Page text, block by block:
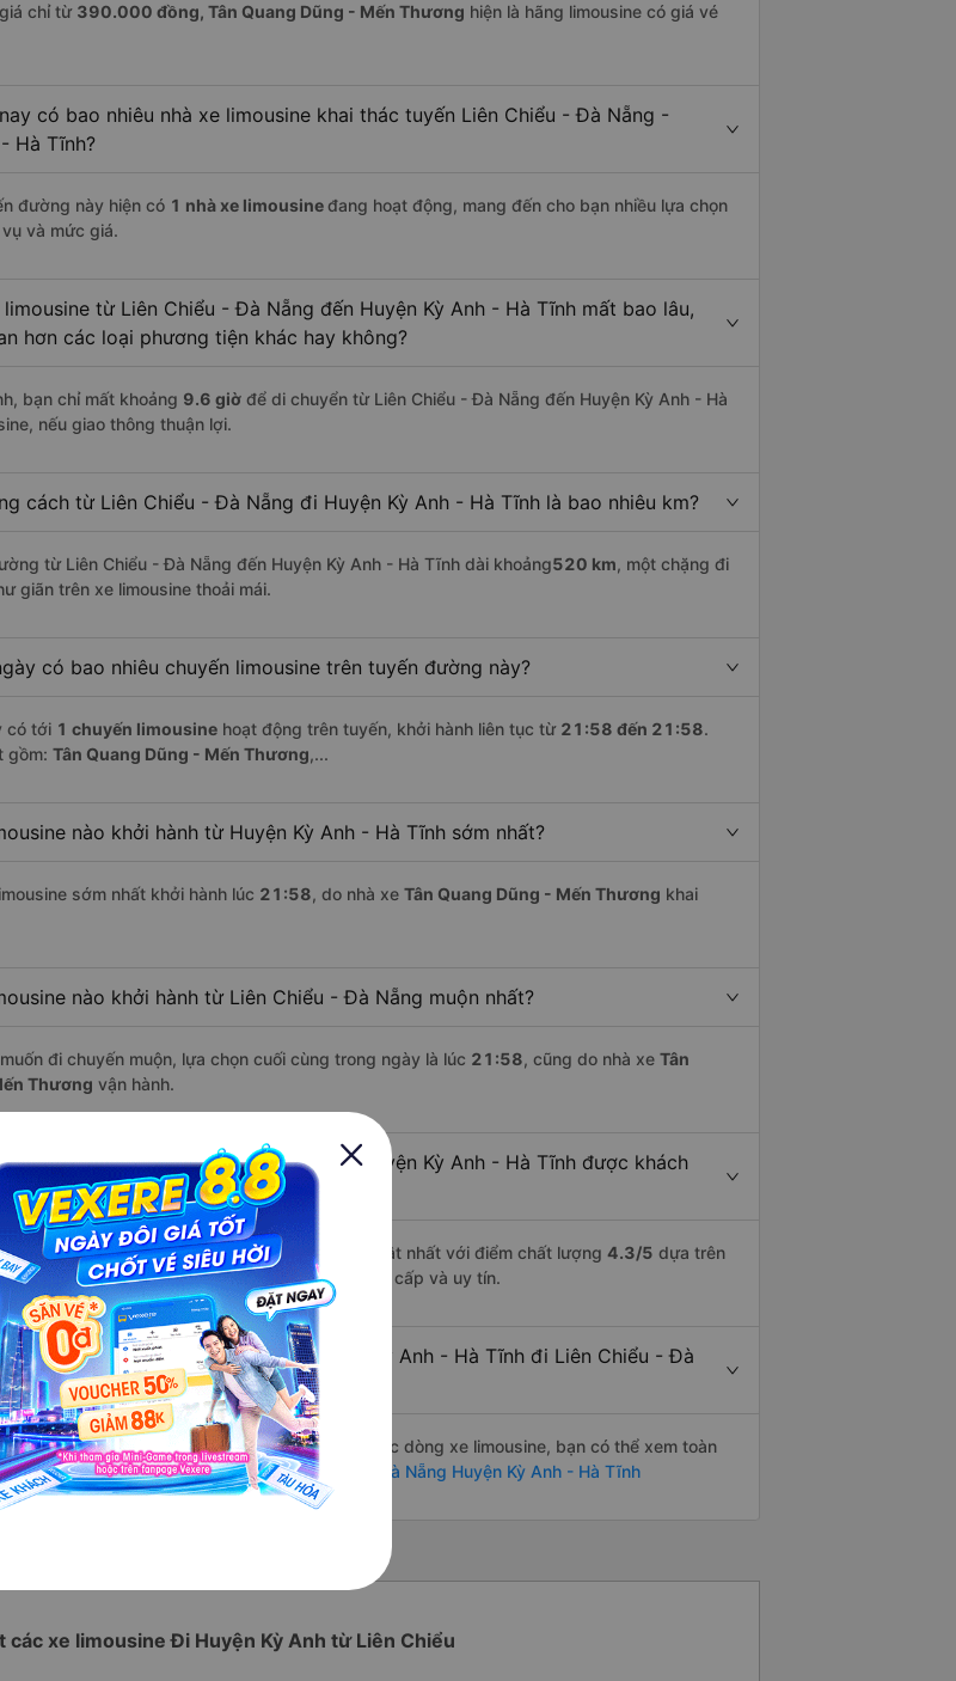
chỉ từ 390.000 đồng, Tân Quang Dũng - Mến Thương hiện là hãng limousine có giá vé
có bao nhiêu nhà xe limousine khai thác tuyến Liên Chiểu - Đà Nẵng -
Hà Tĩnh?
đường này hiện có 1 nhà xe limousineđang hoạt động, mang đến cho bạn nhiều lựa chọn
và mức giá.
từ Liên Chiểu - Đà Nẵng đến Huyện Kỳ Anh - Hà Tĩnh mất bao lâu,
hơn các loại phương tiện khác hay không?
bạn chỉ mất khoảng 9.6 giờ để di chuyển từ Liên Chiểu - Đà Nẵng đến Huyện Kỳ Anh - Hà
nếu giao thông thuận lợi.
cách từ Liên Chiểu - Đà Nẵng đi Huyện Kỳ Anh - Hà Tĩnh là bao nhiêu km?
từ Liên Chiểu - Đà Nẵng đến Huyện Kỳ Anh - Hà Tĩnh dài khoảng520 km, một chặng đi
giãn trên xe limousine thoải mái.
có bao nhiêu chuyến limousine trên tuyến đường này?
có tới 1 chuyến limousine hoạt động trên tuyến, khởi hành liên tục từ 21:58 đến 21:58.
gồm: Tân Quang Dũng - Mến Thương,...
nào khởi hành từ Huyện Kỳ Anh - Hà Tĩnh sớm nhất?
sớm nhất khởi hành lúc 21:58, do nhà xe Tân Quang Dũng - Mến Thương khai
nào khởi hành từ Liên Chiểu - Đà Nẵng muộn nhất?
đi chuyến muộn, lựa chọn cuối cùng trong ngày là lúc 21:58, cũng do nhà xe Tân
Thương vận hành.
nào từ Liên Chiểu - Đà Nẵng đi Huyện Kỳ Anh - Hà Tĩnh được khách
tốt nhất?
các hãng,Tân Quang Dũng - Mến Thương nổi bật nhất với điểm chất lượng 4.3/5 dựa trên
hàng – một con số minh chứng cho dịch vụ cao cấp và uy tín.
phải là tất cả các chuyến xe từ Huyện Kỳ Anh - Hà Tĩnh đi Liên Chiểu - Đà
sách này chỉ thể hiện các chuyến xe khai thác dòng xe limousine, bạn có thể xem toàn
đi Huyện Kỳ Anh - Hà Tĩnh tại: Xe Liên Chiểu - Đà Nẵng Huyện Kỳ Anh - Hà Tĩnh
các xe limousine Đi Huyện Kỳ Anh từ Liên Chiểu